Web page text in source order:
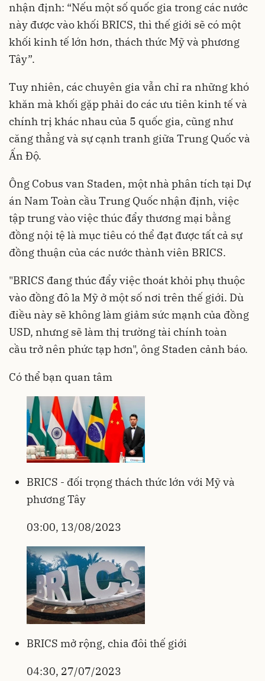
nhận định: “Nếu một số quốc gia trong các nước
này được vào khối BRICS, thì thế giới sẽ có một
khối kinh tế lớn hơn, thách thức Mỹ và phương
Tây”.
Tuy nhiên, các chuyên gia vẫn chỉ ra những khó
khăn mà khối gặp phải do các ưu tiên kinh tế và
chính trị khác nhau của 5 quốc gia, cũng như
căng thẳng và sự cạnh tranh giữa Trung Quốc và
Ấn Độ.
Ông Cobus van Staden, một nhà phân tích tại Dự
án Nam Toàn cầu Trung Quốc nhận định, việc
tập trung vào việc thúc đẩy thương mại bằng
đồng nội tệ là mục tiêu có thể đạt được tất cả sự
đồng thuận của các nước thành viên BRICS.
"BRICS đang thúc đẩy việc thoát khỏi phụ thuộc
vào đồng đô la Mỹ ở một số nơi trên thế giới. Dù
điều này sẽ không làm giảm sức mạnh của đồng
USD, nhưng sẽ làm thị trường tài chính toàn
cầu trở nên phức tạp hơn", ông Staden cảnh báo.
Có thể bạn quan tâm
BRICS - đối trọng thách thức lớn với Mỹ và
phương Tây
03:00, 13/08/2023
BRICS mở rộng, chia đôi thế giới
04:30, 27/07/2023